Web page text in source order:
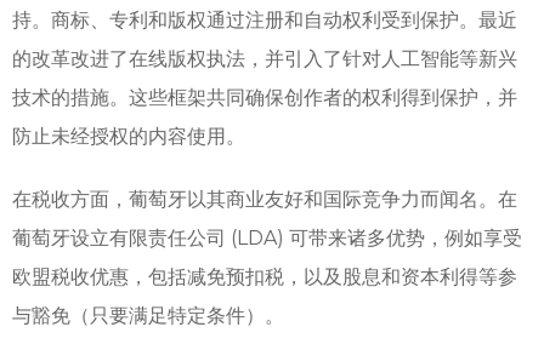
持。商标、专利和版权通过注册和自动权利受到保护。最近
的改革改进了在线版权执法，并引入了针对人工智能等新兴
技术的措施。这些框架共同确保创作者的权利得到保护，并
防止未经授权的内容使用。
在税收方面，葡萄牙以其商业友好和国际竞争力而闻名。在
葡萄牙设立有限责任公司 (LDA) 可带来诸多优势，例如享受
欧盟税收优惠，包括减免预扣税，以及股息和资本利得等参
与豁免（只要满足特定条件）。